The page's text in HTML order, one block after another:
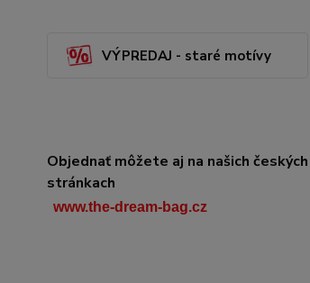
VÝPREDAJ - staré motívy
Objednať môžete aj na našich českých
stránkach
www.the-dream-bag.cz